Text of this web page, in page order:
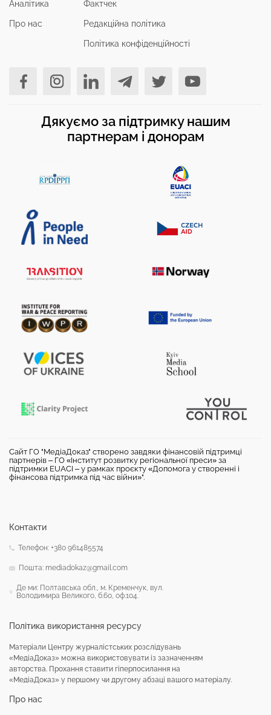
Аналітика
Про нас
Фактчек
Редакційна політика
Політика конфіденційності
Дякуємо за підтримку нашим
партнерам і донорам
Сайт ГО "МедіаДоказ" створено завдяки фінансовій підтримці
партнерів – ГО «Інститут розвитку регіональної преси» за
підтримки EUACI – у рамках проєкту «Допомога у створенні і
фінансова підтримка під час війни»".
Про нас
Політика використання ресурсу
Матеріали Центру журналістських розслідувань
«МедіаДоказ» можна використовувати із зазначенням
авторства. Прохання ставити гіперпосилання на
«МедіаДоказ» у першому чи другому абзаці вашого матеріалу.
Контакти
Телефон: +380 961485574
Пошта: mediadokaz@gmail.com
Де ми: Полтавська обл., м. Кременчук, вул.
Володимира Великого, б.60, оф.104.